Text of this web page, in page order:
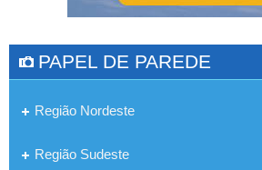
PAPEL DE PAREDE
Região Nordeste
Região Sudeste